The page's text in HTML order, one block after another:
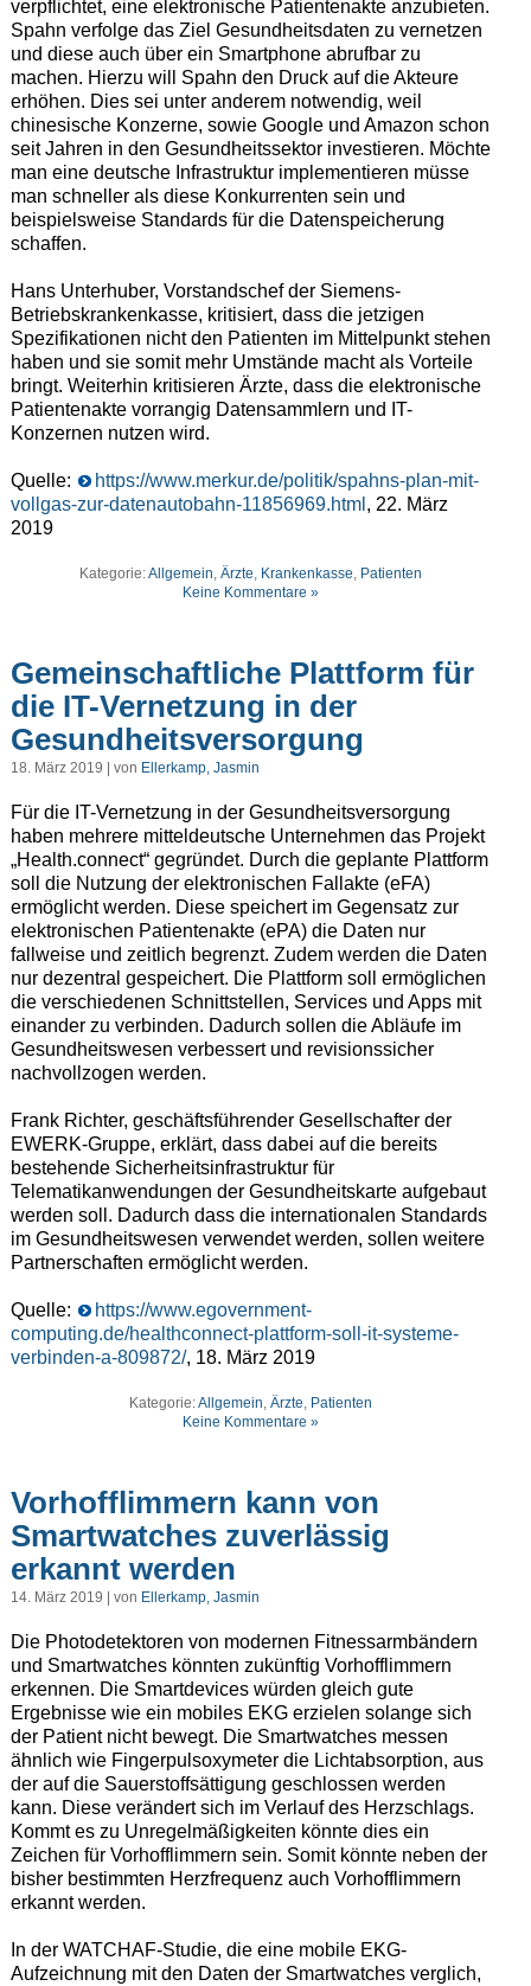
verpflichtet, eine elektronische Patientenakte anzubieten.
Spahn verfolge das Ziel Gesundheitsdaten zu vernetzen
und diese auch über ein Smartphone abrufbar zu
machen. Hierzu will Spahn den Druck auf die Akteure
erhöhen. Dies sei unter anderem notwendig, weil
chinesische Konzerne, sowie Google und Amazon schon
seit Jahren in den Gesundheitssektor investieren. Möchte
man eine deutsche Infrastruktur implementieren müsse
man schneller als diese Konkurrenten sein und
beispielsweise Standards für die Datenspeicherung
schaffen.
Hans Unterhuber, Vorstandschef der Siemens-
Betriebskrankenkasse, kritisiert, dass die jetzigen
Spezifikationen nicht den Patienten im Mittelpunkt stehen
haben und sie somit mehr Umstände macht als Vorteile
bringt. Weiterhin kritisieren Ärzte, dass die elektronische
Patientenakte vorrangig Datensammlern und IT-
Konzernen nutzen wird.
Quelle:
https://www.merkur.de/politik/spahns-plan-mit-
vollgas-zur-datenautobahn-11856969.html , 22. März
2019
Kategorie:Allgemein,Ärzte, Krankenkasse, Patienten
Keine Kommentare »
Gemeinschaftliche Plattform für
die IT-Vernetzung in der
Gesundheitsversorgung
18. März 2019 | von Ellerkamp, Jasmin
Für die IT-Vernetzung in der Gesundheitsversorgung
haben mehrere mitteldeutsche Unternehmen das Projekt
„Health.connect“ gegründet. Durch die geplante Plattform
soll die Nutzung der elektronischen Fallakte (eFA)
ermöglicht werden. Diese speichert im Gegensatz zur
elektronischen Patientenakte (ePA) die Daten nur
fallweise und zeitlich begrenzt. Zudem werden die Daten
nur dezentral gespeichert. Die Plattform soll ermöglichen
die verschiedenen Schnittstellen, Services und Apps mit
einander zu verbinden. Dadurch sollen die Abläufe im
Gesundheitswesen verbessert und revisionssicher
nachvollzogen werden.
Frank Richter, geschäftsführender Gesellschafter der
EWERK-Gruppe, erklärt, dass dabei auf die bereits
bestehende Sicherheitsinfrastruktur für
Telematikanwendungen der Gesundheitskarte aufgebaut
werden soll. Dadurch dass die internationalen Standards
im Gesundheitswesen verwendet werden, sollen weitere
Partnerschaften ermöglicht werden.
Quelle:
https://www.egovernment-
computing.de/healthconnect-plattform-soll-it-systeme-
verbinden-a-809872/, 18. März 2019
Kategorie:Allgemein,Ärzte, Patienten
Keine Kommentare »
Vorhofflimmern kann von
Smartwatches zuverlässig
erkannt werden
14. März 2019 | von Ellerkamp, Jasmin
Die Photodetektoren von modernen Fitnessarmbändern
und Smartwatches könnten zukünftig Vorhofflimmern
erkennen. Die Smartdevices würden gleich gute
Ergebnisse wie ein mobiles EKG erzielen solange sich
der Patient nicht bewegt. Die Smartwatches messen
ähnlich wie Fingerpulsoxymeter die Lichtabsorption, aus
der auf die Sauerstoffsättigung geschlossen werden
kann. Diese verändert sich im Verlauf des Herzschlags.
Kommt es zu Unregelmäßigkeiten könnte dies ein
Zeichen für Vorhofflimmern sein. Somit könnte neben der
bisher bestimmten Herzfrequenz auch Vorhofflimmern
erkannt werden.
In der WATCHAF-Studie, die eine mobile EKG-
Aufzeichnung mit den Daten der Smartwatches verglich,